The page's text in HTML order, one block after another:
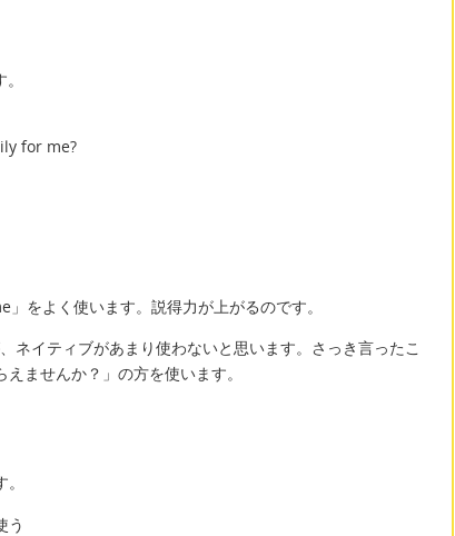
for me?
をよく使います。説得力が上がるのです。
ネイティブがあまり使わないと思います。さっき言ったこ
ませんか？」の方を使います。
う